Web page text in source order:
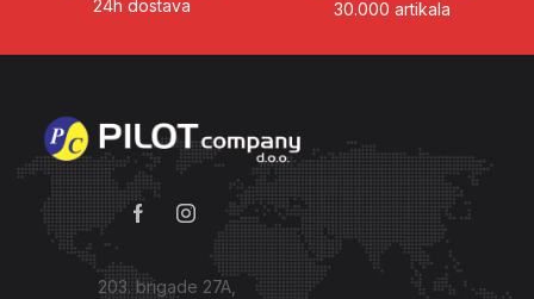
24h dostava 30.000 artikala
203. brigade 27A,